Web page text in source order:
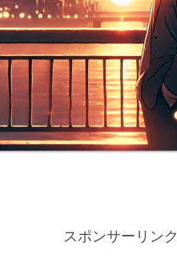
スポンサーリンク